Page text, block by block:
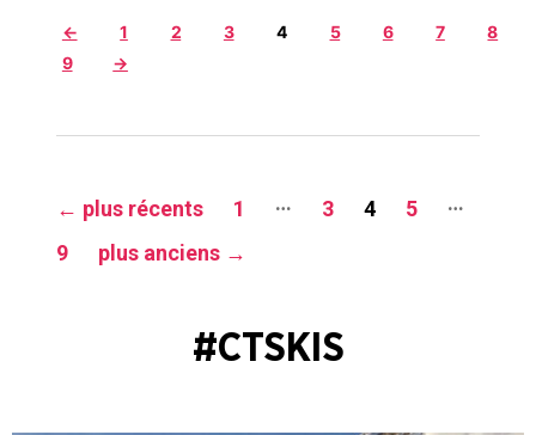
← 1 2 3 4 5 6 7
8
9
→
Navigation
des
← plus récents 1 … 3 4 5 …
9 plus anciens →
#CTSKIS